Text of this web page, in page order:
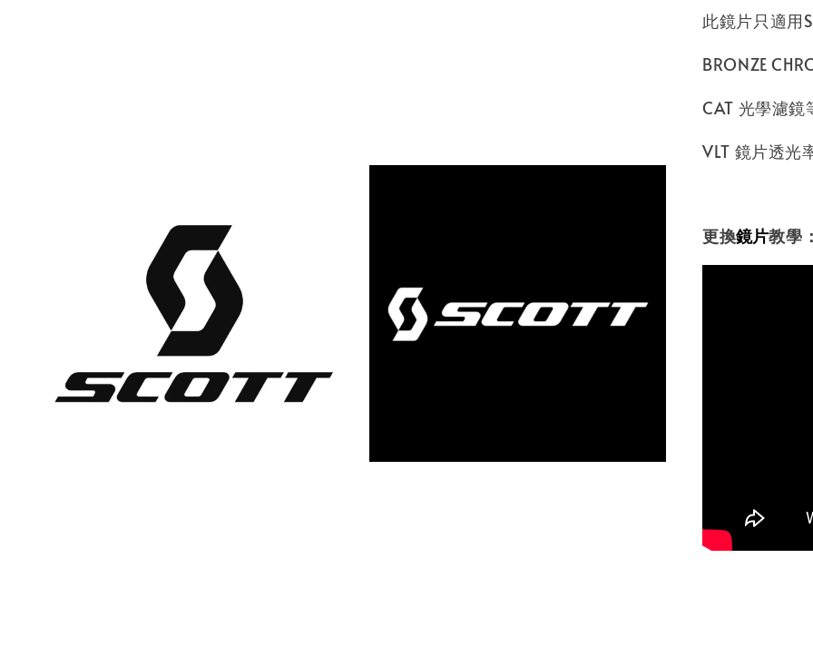
此鏡片只適用
BRONZE
CAT 光學濾鏡
VLT 鏡片透光
更換鏡片教學